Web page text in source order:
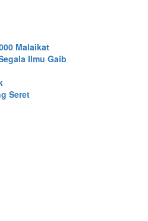
Malaikat
Ilmu Gaib
Seret